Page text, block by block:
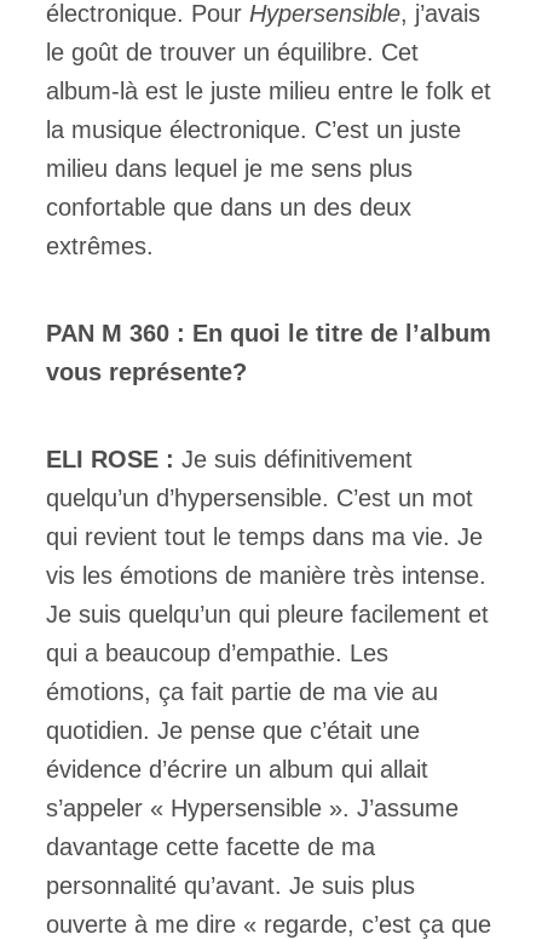
électronique. Pour Hypersensible, j’avais
le goût de trouver un équilibre. Cet
album-là est le juste milieu entre le folk et
la musique électronique. C’est un juste
milieu dans lequel je me sens plus
confortable que dans un des deux
extrêmes.
PAN M 360 : En quoi le titre de l’album
vous représente?
ELI ROSE : Je suis définitivement
quelqu’un d’hypersensible. C’est un mot
qui revient tout le temps dans ma vie. Je
vis les émotions de manière très intense.
Je suis quelqu’un qui pleure facilement et
qui a beaucoup d’empathie. Les
émotions, ça fait partie de ma vie au
quotidien. Je pense que c’était une
évidence d’écrire un album qui allait
s’appeler « Hypersensible ». J’assume
davantage cette facette de ma
personnalité qu’avant. Je suis plus
ouverte à me dire « regarde, c’est ça que